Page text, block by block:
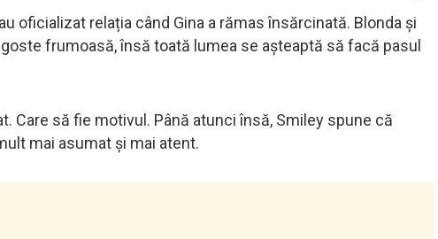
oficializat relația când Gina a rămas însărcinată. Blonda și
frumoasă, însă toată lumea se așteaptă să facă pasul
Care să fie motivul. Până atunci însă, Smiley spune că
mai asumat și mai atent.